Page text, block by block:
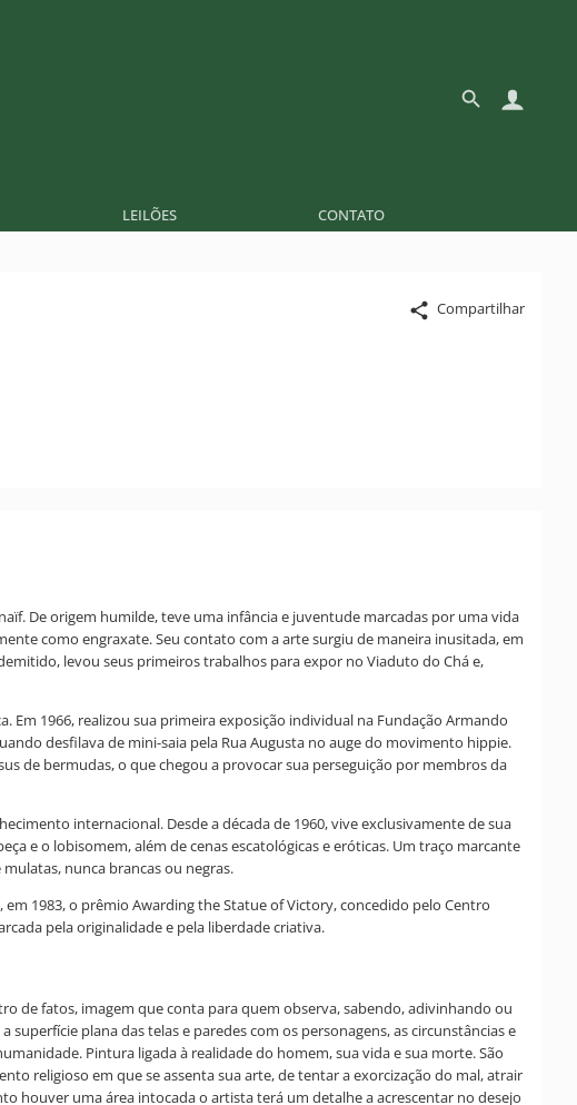
LEILÕES CONTATO
Compartilhar
De origem humilde, teve uma infância e juventude marcadas por uma vida
como engraxate. Seu contato com a arte surgiu de maneira inusitada, em
levou seus primeiros trabalhos para expor no Viaduto do Chá e,
1966, realizou sua primeira exposição individual na Fundação Armando
desfilava de mini-saia pela Rua Augusta no auge do movimento hippie.
de bermudas, o que chegou a provocar sua perseguição por membros da
internacional. Desde a década de 1960, vive exclusivamente de sua
e o lobisomem, além de cenas escatológicas e eróticas. Um traço marcante
nunca brancas ou negras.
1983, o prêmio Awarding the Statue of Victory, concedido pelo Centro
pela originalidade e pela liberdade criativa.
de fatos, imagem que conta para quem observa, sabendo, adivinhando ou
plana das telas e paredes com os personagens, as circunstâncias e
Pintura ligada à realidade do homem, sua vida e sua morte. São
religioso em que se assenta sua arte, de tentar a exorcização do mal, atrair
houver uma área intocada o artista terá um detalhe a acrescentar no desejo